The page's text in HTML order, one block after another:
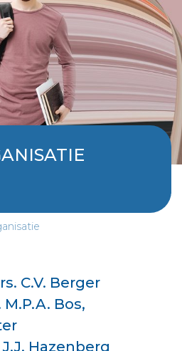
C.V. Berger
Bos,
Hazenberg